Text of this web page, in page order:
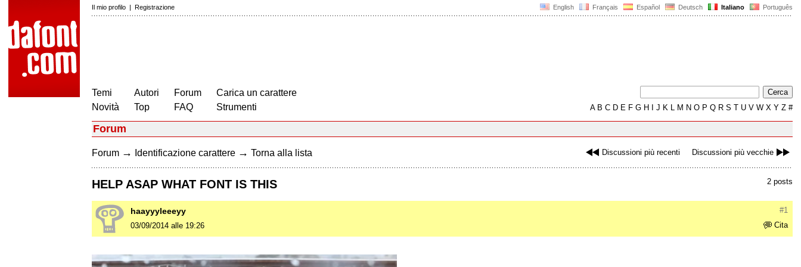
English Français Español Deutsch Italiano Português
Il mio profilo | Registrazione
Temi
Novità
Autori
Top
Forum
FAQ
Carica un carattere
Strumenti
AB C D E F G H J K L M N O P Q R S T U V W X Y Z #
Forum
Discussioni più recenti Discussioni più vecchie
Forum → Identificazione carattere → Torna alla lista
2 posts
HELP ASAP WHAT FONT IS THIS
#1
haayyyleeeyy
Cita
03/09/2014 alle 19:26